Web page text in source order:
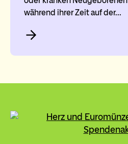
während ihrer Zeit auf der…